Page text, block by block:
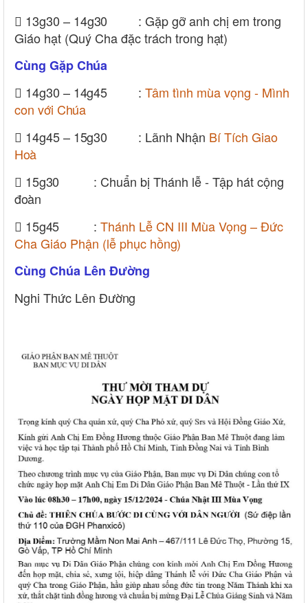
 13g30 – 14g30 : Gặp gỡ anh chị em trong
Giáo hạt (Quý Cha đặc trách trong hạt)
Cùng GặpChúa
 14g30 – 14g45: Tâm tình mùa vọng - Mình
con với Chúa
 14g45 – 15g30 : Lãnh Nhận Bí Tích Giao
Hoà
 15g30 : Chuẩn bị Thánh lễ - Tập hát cộng
đoàn
 15g45 :Thánh Lễ CN III Mùa Vọng – Đức
Cha Giáo Phận (lễ phục hồng)
Cùng Chúa Lên Đường
Nghi Thức Lên Đường